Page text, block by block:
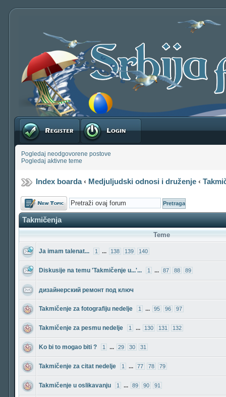
Registruj se Prijavite se
Pogledaj neodgovorene postove
Pogledaj aktivne teme
Index boarda‹ Medjuljudski odnosi i druženje‹
Počni novu temu
Takmičenja
Teme
Ja imam talenat... 1 ... 138 139 140
Diskusije na temu 'Takmičenje u...'... 1 ... 87 88 89
дизайнерский ремонт под ключ
Takmičenje za fotografiju nedelje 1 ... 95 96 97
Takmičenje za pesmu nedelje 1 ... 130 131 132
Ko bi to mogao biti ? 1 ... 29 30 31
Takmičenje za citat nedelje 1 ... 77 78 79
Takmičenje u oslikavanju 1 ... 89 90 91